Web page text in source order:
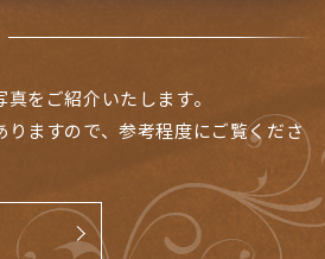
をご紹介いたします。
ますので、参考程度にご覧くださ